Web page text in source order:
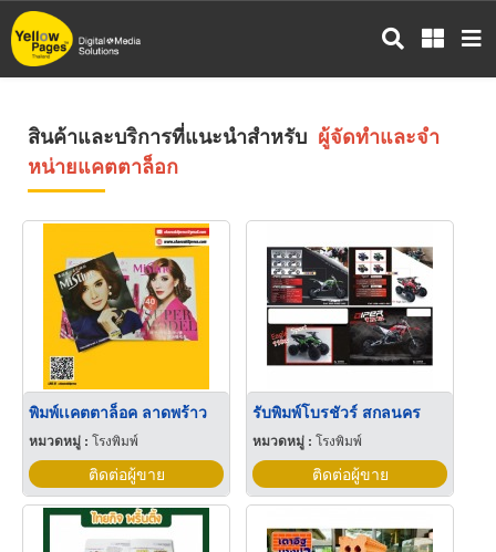
ข้าม
ไป
สินค้าและบริการที่แนะนำสำหรับ ผู้จัดทำและจำ
หน่ายแคตตาล็อก
พิมพ์เเคตตาล็อค ลาดพร้าว
หมวดหมู่ : โรงพิมพ์
ติดต่อผู้ขาย
รับพิมพ์โบรชัวร์ สกลนคร
หมวดหมู่ :โรงพิมพ์
ติดต่อผู้ขาย